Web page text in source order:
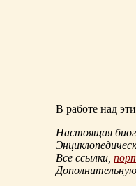
В работе над
Настоящая
Все ссылки,